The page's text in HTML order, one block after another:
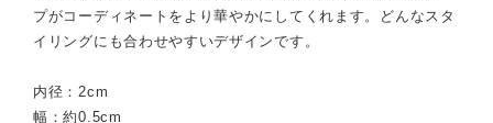
プがコーディネートをより華やかにしてくれます。どんなスタ
イリングにも合わせやすいデザインです。
内径：2cm
幅：約0.5cm